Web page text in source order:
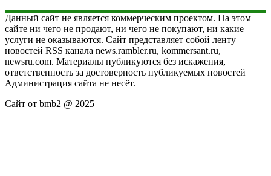
Данный сайт не является коммерческим проектом. На этом
сайте ни чего не продают, ни чего не покупают, ни какие
услуги не оказываются. Сайт представляет собой ленту
новостей RSS канала news.rambler.ru, kommersant.ru,
newsru.com. Материалы публикуются без искажения,
ответственность за достоверность публикуемых новостей
Администрация сайта не несёт.
Сайт от bmb2 @ 2025